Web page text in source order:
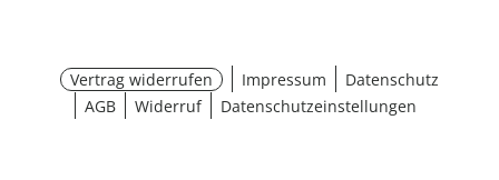
Vertrag widerrufen Impressum
Datenschutz
AGB
Widerruf Datenschutzeinstellungen